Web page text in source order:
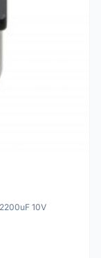
10V